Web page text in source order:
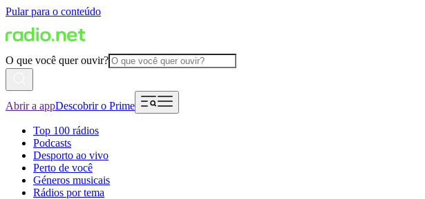
Pular para o conteúdo
O que você quer ouvir?
Abrir a appDescobrir o Prime
Top 100 rádios
Podcasts
Desporto ao vivo
Perto de você
Géneros musicais
Rádios por tema